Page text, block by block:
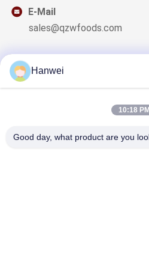
E-Mail
sales@qzwfoods.com
Thông tin của chúng tôi
Đăng ký bản tin của chúng tôi để
Hanwei
10:18 PM
Good day, what product are you